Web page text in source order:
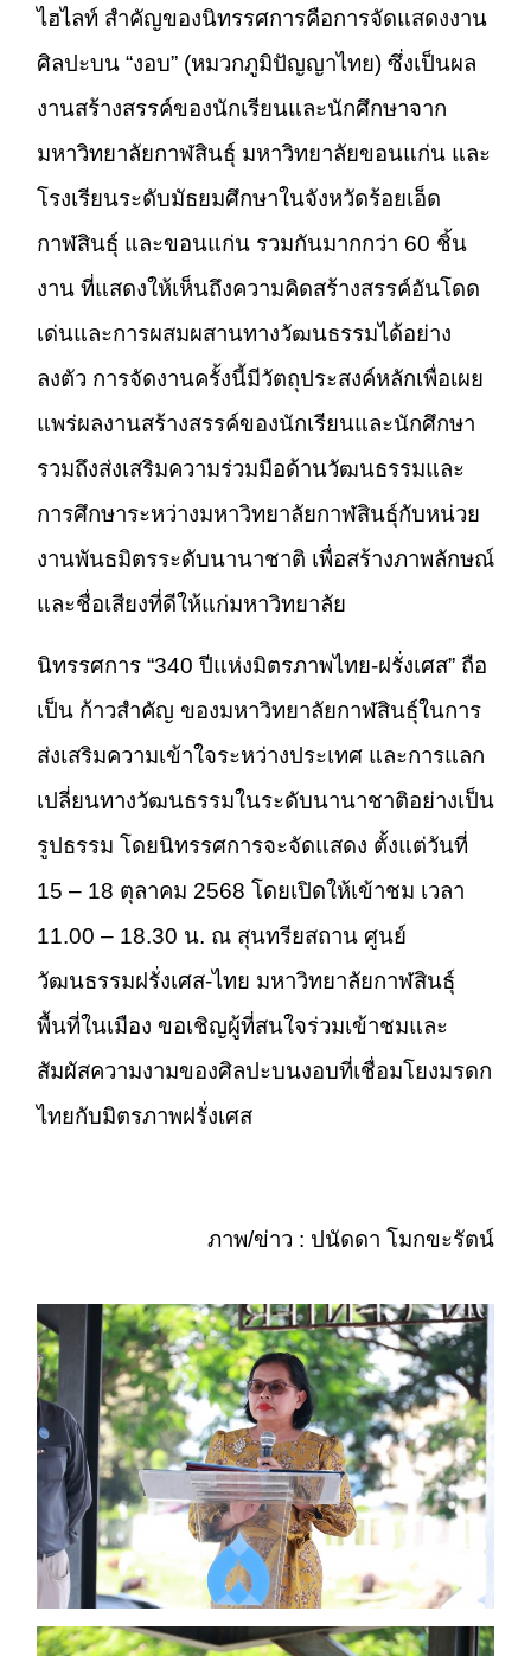
ไฮไลท์ สำคัญของนิทรรศการคือการจัดแสดงงาน
ศิลปะบน “งอบ” (หมวกภูมิปัญญาไทย) ซึ่งเป็นผล
งานสร้างสรรค์ของนักเรียนและนักศึกษาจาก
มหาวิทยาลัยกาฬสินธุ์ มหาวิทยาลัยขอนแก่น และ
โรงเรียนระดับมัธยมศึกษาในจังหวัดร้อยเอ็ด
กาฬสินธุ์ และขอนแก่น รวมกันมากกว่า 60 ชิ้น
งาน ที่แสดงให้เห็นถึงความคิดสร้างสรรค์อันโดด
เด่นและการผสมผสานทางวัฒนธรรมได้อย่าง
ลงตัว การจัดงานครั้งนี้มีวัตถุประสงค์หลักเพื่อเผย
แพร่ผลงานสร้างสรรค์ของนักเรียนและนักศึกษา
รวมถึงส่งเสริมความร่วมมือด้านวัฒนธรรมและ
การศึกษาระหว่างมหาวิทยาลัยกาฬสินธุ์กับหน่วย
งานพันธมิตรระดับนานาชาติ เพื่อสร้างภาพลักษณ์
และชื่อเสียงที่ดีให้แก่มหาวิทยาลัย
นิทรรศการ “340 ปีแห่งมิตรภาพไทย-ฝรั่งเศส” ถือ
เป็น ก้าวสำคัญ ของมหาวิทยาลัยกาฬสินธุ์ในการ
ส่งเสริมความเข้าใจระหว่างประเทศ และการแลก
เปลี่ยนทางวัฒนธรรมในระดับนานาชาติอย่างเป็น
รูปธรรม โดยนิทรรศการจะจัดแสดง ตั้งแต่วันที่
15 – 18 ตุลาคม 2568 โดยเปิดให้เข้าชม เวลา
11.00 – 18.30 น. ณ สุนทรียสถาน ศูนย์
วัฒนธรรมฝรั่งเศส-ไทย มหาวิทยาลัยกาฬสินธุ์
พื้นที่ในเมือง ขอเชิญผู้ที่สนใจร่วมเข้าชมและ
สัมผัสความงามของศิลปะบนงอบที่เชื่อมโยงมรดก
ไทยกับมิตรภาพฝรั่งเศส
ภาพ/ข่าว : ปนัดดา โมกขะรัตน์